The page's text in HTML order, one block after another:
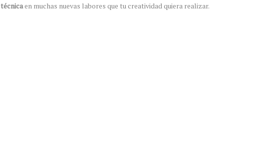
técnicaen muchas nuevas labores que tu creatividad quiera realizar.